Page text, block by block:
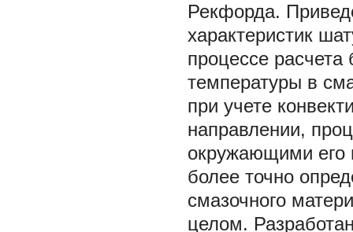
Рекфорда.
характеристик
процессе
температуры в
при учете
направлении,
окружающими его
более точно
смазочного
целом.